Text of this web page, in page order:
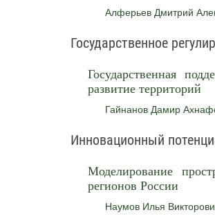
Алферьев Дмитрий
Государственное
Государственная
развитие территорий
Гайнанов Дамир
Инновационный
Моделирование
регионов России
Наумов Илья